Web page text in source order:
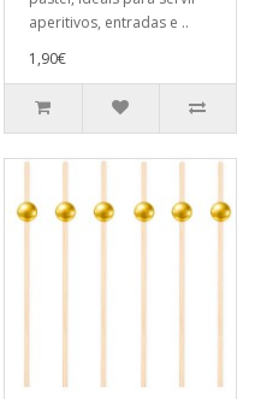
aperitivos, entradas e ..
1,90€